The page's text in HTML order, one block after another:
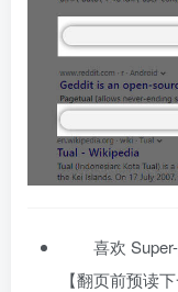
喜欢
【翻页前预读下